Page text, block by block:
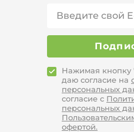
Нажимая кнопку
даю согласие на
персональных
согласие с
персональных
офертой.